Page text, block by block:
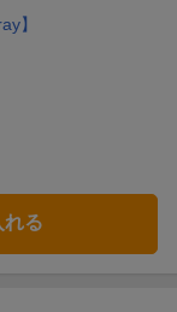
】
る